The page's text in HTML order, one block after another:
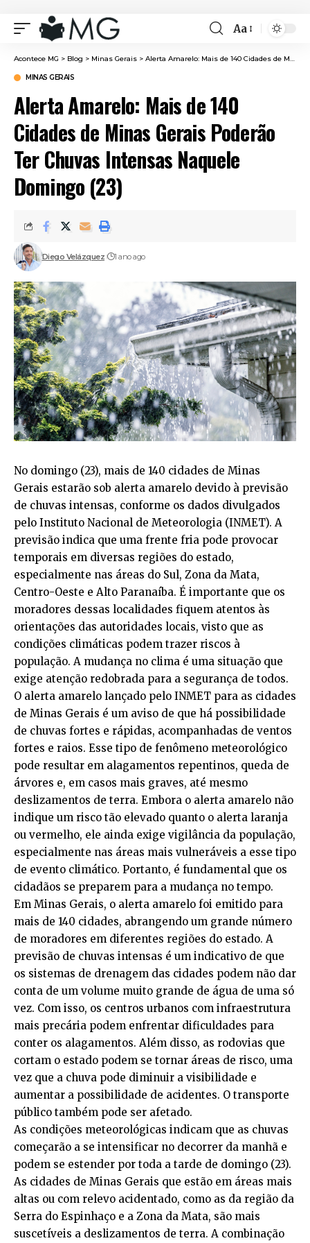
Font
Resizer
Aa
Acontece MG > Blog > Minas Gerais > Alerta Amarelo: Mais de 140 Cidades de Minas Gerais Poderão Ter Chuvas Intensas Naquele Domingo (23)
MINAS GERAIS
Alerta Amarelo: Mais de 140
Cidades de Minas Gerais Poderão
Ter Chuvas Intensas Naquele
Domingo (23)
Diego Velázquez 1 ano ago
No domingo (23), mais de 140 cidades de Minas
Gerais estarão sob alerta amarelo devido à previsão
de chuvas intensas, conforme os dados divulgados
pelo Instituto Nacional de Meteorologia (INMET). A
previsão indica que uma frente fria pode provocar
temporais em diversas regiões do estado,
especialmente nas áreas do Sul, Zona da Mata,
Centro-Oeste e Alto Paranaíba. É importante que os
moradores dessas localidades fiquem atentos às
orientações das autoridades locais, visto que as
condições climáticas podem trazer riscos à
população. A mudança no clima é uma situação que
exige atenção redobrada para a segurança de todos.
O alerta amarelo lançado pelo INMET para as cidades
de Minas Gerais é um aviso de que há possibilidade
de chuvas fortes e rápidas, acompanhadas de ventos
fortes e raios. Esse tipo de fenômeno meteorológico
pode resultar em alagamentos repentinos, queda de
árvores e, em casos mais graves, até mesmo
deslizamentos de terra. Embora o alerta amarelo não
indique um risco tão elevado quanto o alerta laranja
ou vermelho, ele ainda exige vigilância da população,
especialmente nas áreas mais vulneráveis a esse tipo
de evento climático. Portanto, é fundamental que os
cidadãos se preparem para a mudança no tempo.
Em Minas Gerais, o alerta amarelo foi emitido para
mais de 140 cidades, abrangendo um grande número
de moradores em diferentes regiões do estado. A
previsão de chuvas intensas é um indicativo de que
os sistemas de drenagem das cidades podem não dar
conta de um volume muito grande de água de uma só
vez. Com isso, os centros urbanos com infraestrutura
mais precária podem enfrentar dificuldades para
conter os alagamentos. Além disso, as rodovias que
cortam o estado podem se tornar áreas de risco, uma
vez que a chuva pode diminuir a visibilidade e
aumentar a possibilidade de acidentes. O transporte
público também pode ser afetado.
As condições meteorológicas indicam que as chuvas
começarão a se intensificar no decorrer da manhã e
podem se estender por toda a tarde de domingo (23).
As cidades de Minas Gerais que estão em áreas mais
altas ou com relevo acidentado, como as da região da
Serra do Espinhaço e a Zona da Mata, são mais
suscetíveis a deslizamentos de terra. A combinação